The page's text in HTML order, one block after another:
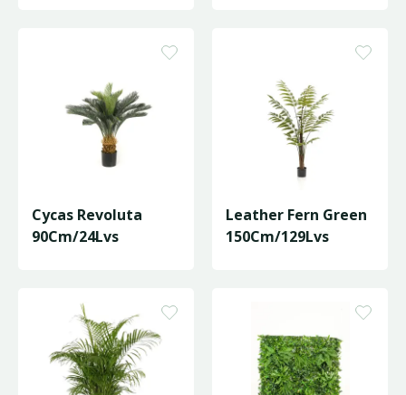
Cycas Revoluta
90Cm/24Lvs
Leather Fern Green
150Cm/129Lvs